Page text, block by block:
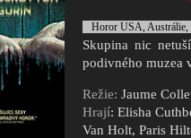
Horor USA, Austrálie,
Skupina nic
podivného muzea
Režie: Jaume
Hrají: Elisha
Van Holt, Paris